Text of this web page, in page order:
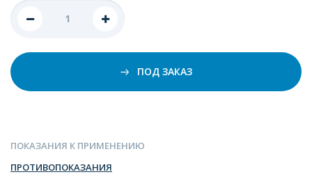
ПОД ЗАКАЗ
ПОКАЗАНИЯ К ПРИМЕНЕНИЮ
ПРОТИВОПОКАЗАНИЯ